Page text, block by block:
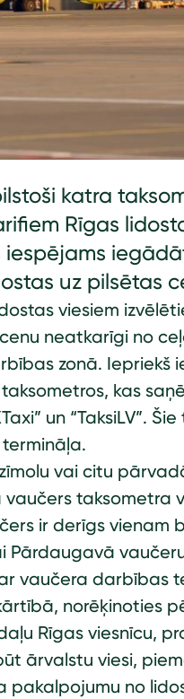
katra
Rīgas
uz pilsētas
viesiem
neatkarīgi no
zonā. Iepriekš
kas
un “TaksiLV”.
vai citu
taksometra
ir derīgs vienam
Pārdaugavā
vaučera darbības
norēķinoties
Rīgas viesnīcu,
ārvalstu viesi,
pakalpojumu no